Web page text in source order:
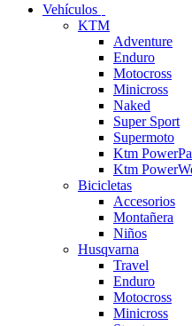
Vehículos
KTM
Adventure
Enduro
Motocross
Minicross
Naked
Super Sport
Supermoto
Ktm
Ktm
Bicicletas
Accesorios
Montañera
Niños
Husqvarna
Travel
Enduro
Motocross
Minicross